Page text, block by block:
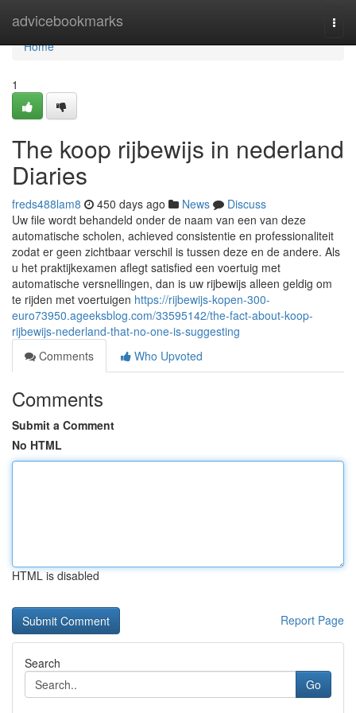
advicebookmarks
Home
Home
1
The koop rijbewijs in nederland
Diaries
freds488lam8 450 days ago News
Discuss
Uw file wordt behandeld onder de naam van een van deze
automatische scholen, achieved consistentie en professionaliteit
zodat er geen zichtbaar verschil is tussen deze en de andere. Als
u het praktijkexamen aflegt satisfied een voertuig met
automatische versnellingen, dan is uw rijbewijs alleen geldig om
te rijden met voertuigen https://rijbewijs-kopen-300-
euro73950.ageeksblog.com/33595142/the-fact-about-koop-
rijbewijs-nederland-that-no-one-is-suggesting
Comments
Who Upvoted
Comments
Submit a Comment
No HTML
HTML is disabled
Report Page
Search
Go